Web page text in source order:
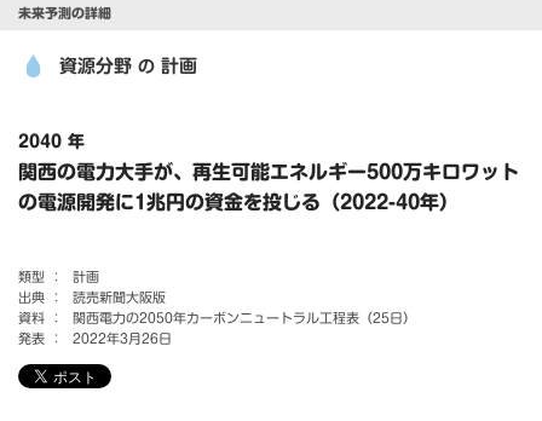
未来予測の詳細
資源分野 の 計画
2040 年
関西の電力大手が、再生可能エネルギー500万キロワット
の電源開発に1兆円の資金を投じる（2022-40年）
類型 ：
計画
出典 ：
読売新聞大阪版
資料 ：
関西電力の2050年カーボンニュートラル工程表（25日）
発表 ：
2022年3月26日